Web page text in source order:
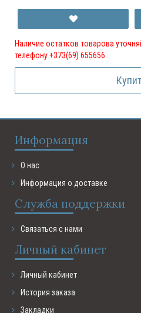
Наличие остатков товарова
телефону +373(69) 655656
Информация
О нас
Информация о доставке
Служба поддержки
Связаться с нами
Личный кабинет
Личный кабинет
История заказа
Закладки